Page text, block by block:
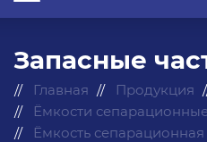
Запасные
Главная Продукция
Ёмкости
Ёмкость сепарационная